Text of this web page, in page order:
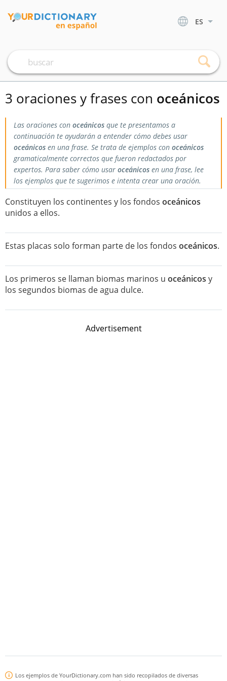
ES
3 oraciones y frases con oceánicos
Las oraciones con oceánicos que te presentamos a
continuación te ayudarán a entender cómo debes usar
oceánicos en una frase. Se trata de ejemplos con oceánicos
gramaticalmente correctos que fueron redactados por
expertos. Para saber cómo usar oceánicos en una frase, lee
los ejemplos que te sugerimos e intenta crear una oración.
Constituyen los continentes y los fondos oceánicos
unidos a ellos.
Estas placas solo forman parte de los fondos oceánicos.
Los primeros se llaman biomas marinos u oceánicos y
los segundos biomas de agua dulce.
Advertisement
Los ejemplos de YourDictionary.com han sido recopilados de diversas